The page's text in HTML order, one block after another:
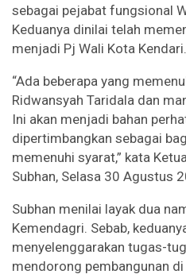
sebagai pejabat fungsional
Keduanya dinilai telah
menjadi Pj Wali Kota Kendari.
“Ada beberapa yang
Ridwansyah Taridala dan
Ini akan menjadi bahan
dipertimbangkan sebagai
memenuhi syarat,” kata
Subhan, Selasa 30 Agustus
Subhan menilai layak dua
Kemendagri. Sebab,
menyelenggarakan tugas-
mendorong pembangunan di